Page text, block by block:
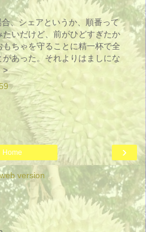
、シェアというか、順番って
いだけど、前がひどすぎたか
ちゃを守ることに精一杯で全
あった。それよりはましにな
>
›
Home
version